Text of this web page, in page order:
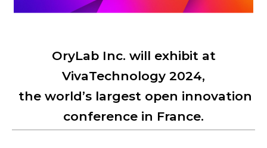
OryLab Inc. will exhibit at
VivaTechnology 2024,
the world’s largest open innovation
conference in France.